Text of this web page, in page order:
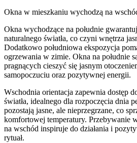
Okna w mieszkaniu wychodzą na
Okna wychodzące na południe
naturalnego światła, co czyni wnętrza
Dodatkowo południowa ekspozycja
ogrzewania w zimie. Okna na południe
pragnących cieszyć się jasnym
samopoczuciu oraz pozytywnej energii.
Wschodnia orientacja zapewnia dostęp
światła, idealnego dla rozpoczęcia dnia
pozostają jasne, ale nieprzegrzane, co
komfortowej temperatury. Przebywanie
na wschód inspiruje do działania i
rytuał.